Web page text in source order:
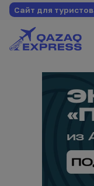
Сайт для туристов